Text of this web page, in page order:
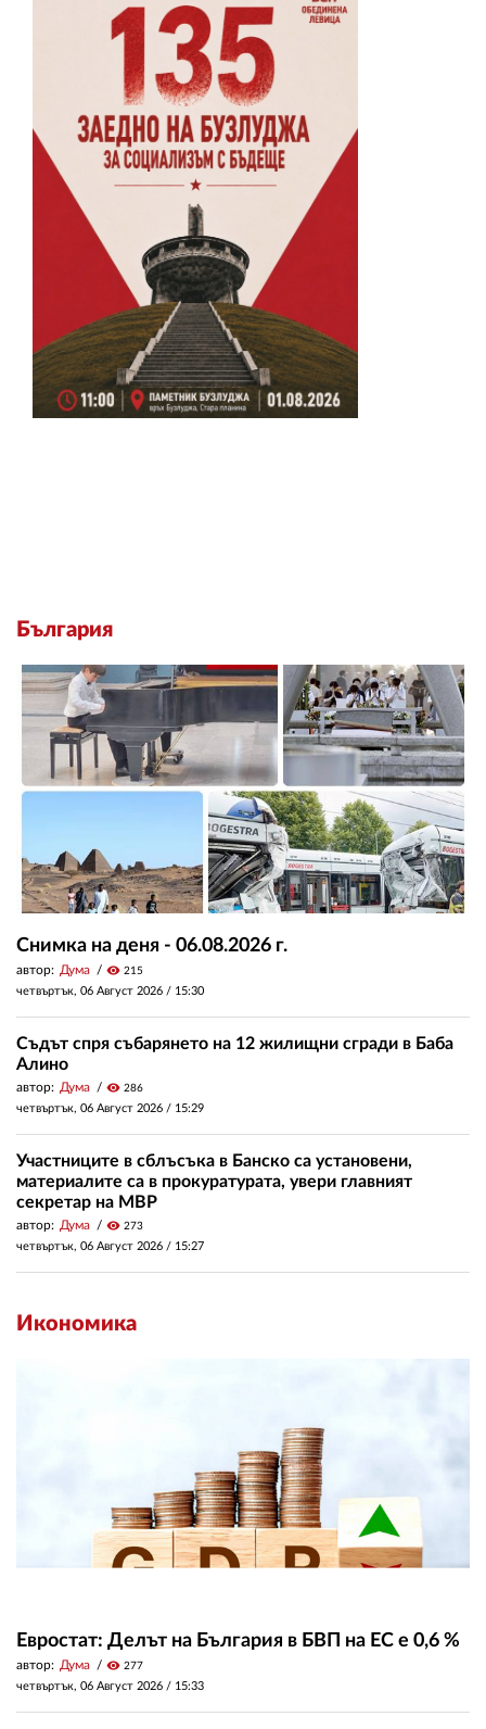
България
Снимка на деня - 06.08.2026 г.
автор: Дума visibility 215
четвъртък, 06 Август 2026 / 15:30
Съдът спря събарянето на 12 жилищни сгради в Баба
Алино
автор: Дума visibility 286
четвъртък, 06 Август 2026 / 15:29
Участниците в сблъсъка в Банско са установени,
материалите са в прокуратурата, увери главният
секретар на МВР
автор: Дума visibility 273
четвъртък, 06 Август 2026 / 15:27
Икономика
Евростат: Делът на България в БВП на ЕС е 0,6 %
автор: Дума visibility 277
четвъртък, 06 Август 2026 / 15:33